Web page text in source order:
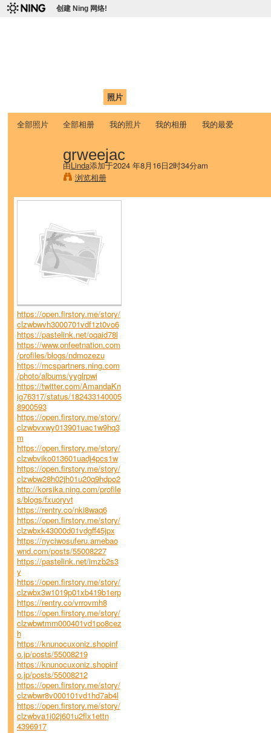
创建 Ning 网络!
照片
全部照片 全部相册 我的照片 我的相册 我的最爱
grweejac
由Linda添加于2024 年8月16日2时34分am
浏览相册
https://open.firstory.me/story/
clzwbwvh3000701vdf1zt0vo6
https://pastelink.net/oqaid78l
https://www.onfeetnation.com
/profiles/blogs/ndmozezu
https://mcspartners.ning.com
/photo/albums/yyglrpwi
https://twitter.com/AmandaKn
ig76317/status/182433140005
8900593
https://open.firstory.me/story/
clzwbvxwy013901uac1w9hq3
m
https://open.firstory.me/story/
clzwbviko013601uadj4pcs1w
https://open.firstory.me/story/
clzwbw28h02jh01u20q9hdpo2
http://korsika.ning.com/profile
s/blogs/fxuoryvt
https://rentry.co/nki8waq6
https://open.firstory.me/story/
clzwbxk43000d01vdgff45jpx
https://nyciwosuferu.amebao
wnd.com/posts/55008227
https://pastelink.net/imzb2s3
y
https://open.firstory.me/story/
clzwbx3w1019p01xb419b1erp
https://rentry.co/vrrovmh8
https://open.firstory.me/story/
clzwbwtmm000401vd1po8cez
h
https://knunocuxoniz.shopinf
o.jp/posts/55008219
https://knunocuxoniz.shopinf
o.jp/posts/55008212
https://open.firstory.me/story/
clzwbwr8v000101vd1hd7ab4l
https://open.firstory.me/story/
clzwbva1i02j601u2flx1ettn
4396917